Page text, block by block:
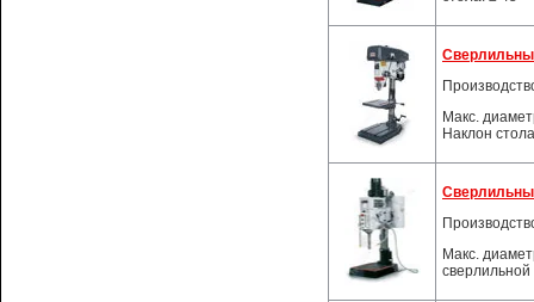
Макс.
Наклон
Макс.
сверлильной